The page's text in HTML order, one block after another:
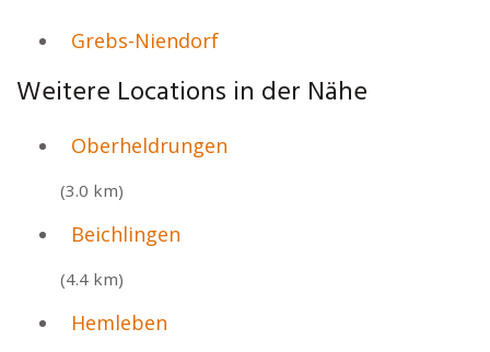
Grebs-Niendorf
Weitere Locations in der Nähe
Oberheldrungen
(3.0 km)
Beichlingen
(4.4 km)
Hemleben